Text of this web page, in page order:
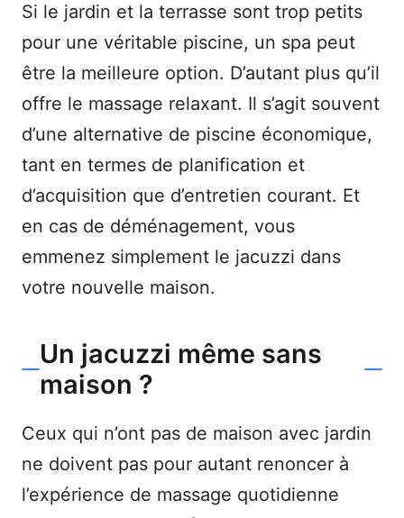
Si le jardin et la terrasse sont trop petits
pour une véritable piscine, un spa peut
être la meilleure option. D’autant plus qu’il
offre le massage relaxant. Il s’agit souvent
d’une alternative de piscine économique,
tant en termes de planification et
d’acquisition que d’entretien courant. Et
en cas de déménagement, vous
emmenez simplement le jacuzzi dans
votre nouvelle maison.
Un jacuzzi même sans
maison ?
Ceux qui n’ont pas de maison avec jardin
ne doivent pas pour autant renoncer à
l’expérience de massage quotidienne